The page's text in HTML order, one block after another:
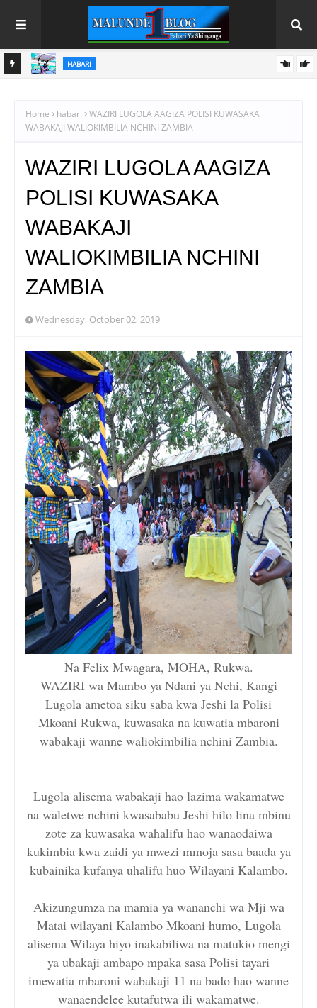
HABARI
Home habari
WAZIRI LUGOLA AAGIZA POLISI KUWASAKA
WABAKAJI WALIOKIMBILIA NCHINI ZAMBIA
WAZIRI LUGOLA AAGIZA
POLISI KUWASAKA
WABAKAJI
WALIOKIMBILIA NCHINI
ZAMBIA
Wednesday, October 02, 2019
Na Felix Mwagara, MOHA, Rukwa.
WAZIRI wa Mambo ya Ndani ya Nchi, Kangi
Lugola ametoa siku saba kwa Jeshi la Polisi
Mkoani Rukwa, kuwasaka na kuwatia mbaroni
wabakaji wanne waliokimbilia nchini Zambia.
Lugola alisema wabakaji hao lazima wakamatwe
na waletwe nchini kwasababu Jeshi hilo lina mbinu
zote za kuwasaka wahalifu hao wanaodaiwa
kukimbia kwa zaidi ya mwezi mmoja sasa baada ya
kubainika kufanya uhalifu huo Wilayani Kalambo.
Akizungumza na mamia ya wananchi wa Mji wa
Matai wilayani Kalambo Mkoani humo, Lugola
alisema Wilaya hiyo inakabiliwa na matukio mengi
ya ubakaji ambapo mpaka sasa Polisi tayari
imewatia mbaroni wabakaji 11 na bado hao wanne
wanaendelee kutafutwa ili wakamatwe.